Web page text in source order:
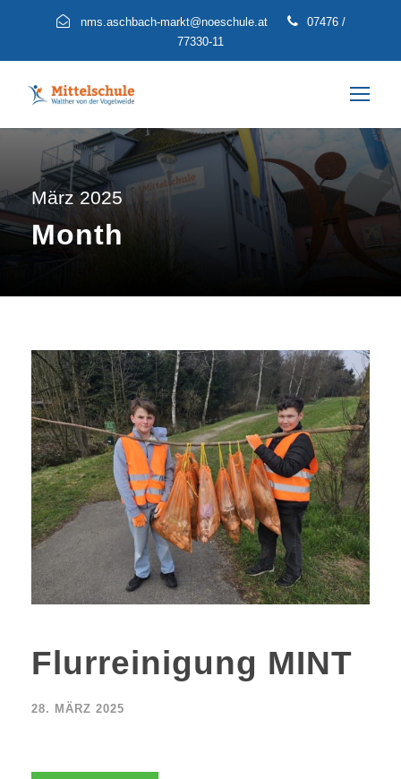
nms.aschbach-markt@noeschule.at
07476 /
77330-11
März 2025
Month
Flurreinigung MINT
28. MÄRZ 2025